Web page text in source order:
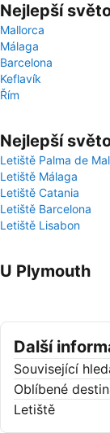
Nejlepší
Mallorca
Málaga
Barcelona
Keflavík
Řím
Nejlepší
Letiště Palma de
Letiště Málaga
Letiště Catania
Letiště Barcelona
Letiště Lisabon
U Plymouth
Další
Související
Oblíbené
Letiště